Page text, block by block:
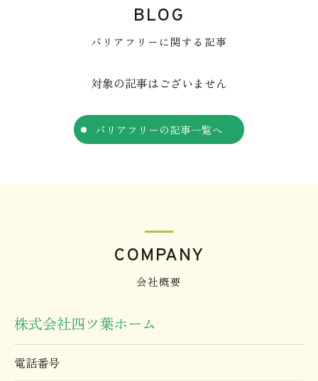
BLOG
バリアフリーに関する記事
対象の記事はございません
バリアフリーの記事一覧へ
会社概要
COMPANY
株式会社四ツ葉ホーム
電話番号